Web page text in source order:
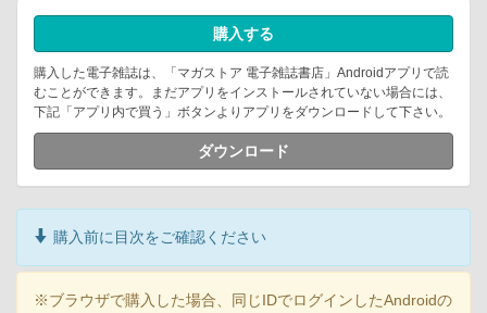
購入する
購入した電子雑誌は、「マガストア 電子雑誌書店」Androidアプリで読
むことができます。まだアプリをインストールされていない場合には、
下記「アプリ内で買う」ボタンよりアプリをダウンロードして下さい。
ダウンロード
購入前に目次をご確認ください
※ブラウザで購入した場合、同じIDでログインしたAndroidの